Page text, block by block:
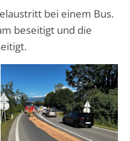
bei einem Bus.
beseitigt und die